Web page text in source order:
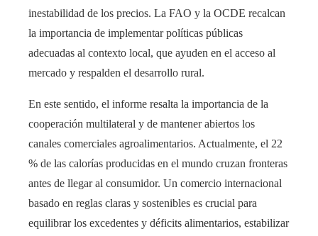
inestabilidad de los precios. La FAO y la OCDE recalcan
la importancia de implementar políticas públicas
adecuadas al contexto local, que ayuden en el acceso al
mercado y respalden el desarrollo rural.
En este sentido, el informe resalta la importancia de la
cooperación multilateral y de mantener abiertos los
canales comerciales agroalimentarios. Actualmente, el 22
% de las calorías producidas en el mundo cruzan fronteras
antes de llegar al consumidor. Un comercio internacional
basado en reglas claras y sostenibles es crucial para
equilibrar los excedentes y déficits alimentarios, estabilizar